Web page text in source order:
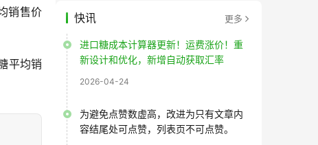
销售价
平均销
快讯 更多
进口糖成本计算器更新！运费涨价！重
新设计和优化，新增自动获取汇率
2026-04-24
为避免点赞数虚高，改进为只有文章内
容结尾处可点赞，列表页不可点赞。